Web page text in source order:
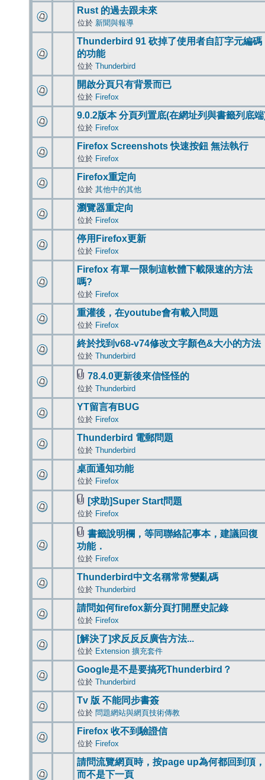
Rust 的過去跟未來
位於 新聞與報導
Thunderbird 91 砍掉了使用者自訂字元編碼
的功能
位於 Thunderbird
開啟分頁只有背景而已
位於 Firefox
9.0.2版本 分頁列置底(在網址列與書籤列底
位於 Firefox
Firefox Screenshots 快速按鈕 無法執行
位於 Firefox
Firefox重定向
位於 其他中的其他
瀏覽器重定向
位於 Firefox
停用Firefox更新
位於 Firefox
Firefox 有單一限制這軟體下載限速的方法
嗎?
位於 Firefox
重灌後，在youtube會有載入問題
位於 Firefox
終於找到v68-v74修改文字顏色&大小的方法
位於 Thunderbird
78.4.0更新後來信怪怪的
位於 Thunderbird
YT留言有BUG
位於 Firefox
Thunderbird 電郵問題
位於 Thunderbird
桌面通知功能
位於 Firefox
[求助]Super Start問題
位於 Firefox
書籤說明欄，等同聯絡記事本，建議回復
功能．
位於 Firefox
Thunderbird中文名稱常常變亂碼
位於 Thunderbird
請問如何firefox新分頁打開歷史記錄
位於 Firefox
[解決了]求反反反廣告方法...
位於 Extension 擴充套件
Google是不是要搞死Thunderbird？
位於 Thunderbird
Tv 版 不能同步書簽
位於 問題網站與網頁技術傳教
Firefox 收不到驗證信
位於 Firefox
請問流覽網頁時，按page up為何都回到頂，
而不是下一頁